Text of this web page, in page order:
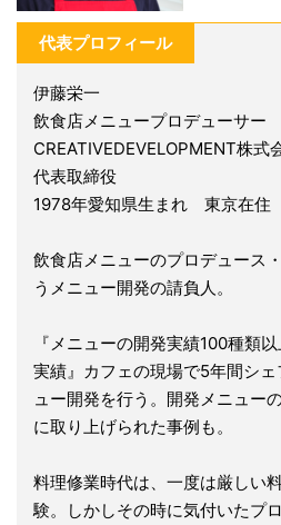
代表プロフィール
伊藤栄一
飲食店メニュープロデューサー
CREATIVEDEVELOPMENT株式
代表取締役
1978年愛知県生まれ 東京在住
飲食店メニューのプロデュース
うメニュー開発の請負人。
『メニューの開発実績100種類
実績』カフェの現場で5年間シ
ュー開発を行う。開発メニュー
に取り上げられた事例も。
料理修業時代は、一度は厳しい
験。しかしその時に気付いたプ